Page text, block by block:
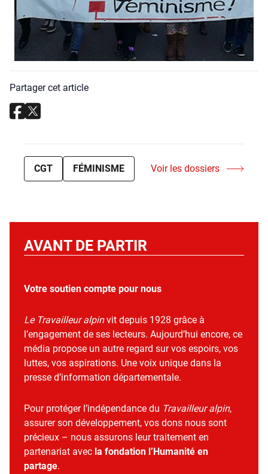
Partager cet article
CGT FÉMINISME Voir les dossiers
AVANT DE PARTIR
Votre soutien compte pour nous
Le Travailleur alpinvit depuis 1928 grâce à
l’engagement de ses lecteurs. Aujourd’hui encore, ce
média propose un autre regard sur vos espoirs, vos
luttes, vos aspirations. Une voix unique dans la
presse d’information départementale.
Pour protéger l’indépendance du Travailleur alpin,
assurer son développement, vos dons nous sont
précieux – nous assurons leur traitement en
partenariat avec la fondation l’Humanité en
partage.